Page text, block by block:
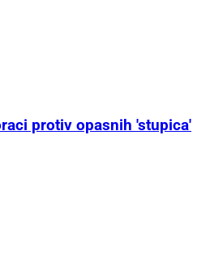
protiv opasnih 'stupica'